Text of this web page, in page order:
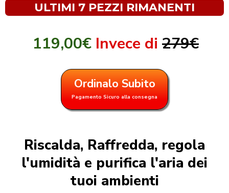
ULTIMI 7 PEZZI RIMANENTI
119,00€ Invece di 279€
Ordinalo Subito
Pagamento Sicuro alla consegna
Riscalda, Raffredda, regola
l'umidità e purifica l'aria dei
tuoi ambienti